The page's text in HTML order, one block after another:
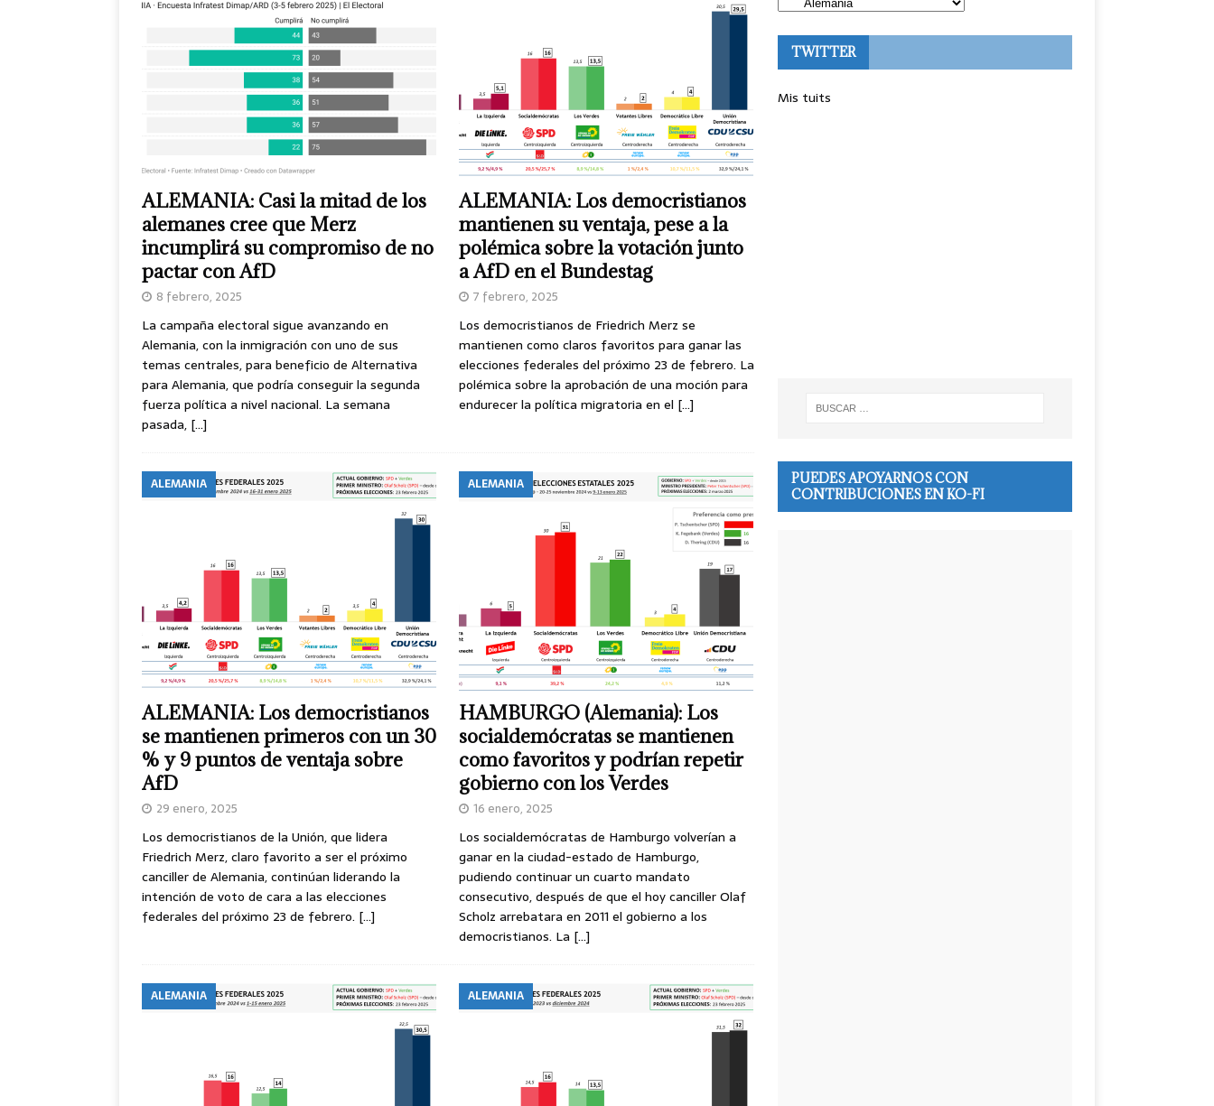
ALEMANIA: Casi la mitad de los
alemanes cree que Merz
incumplirá su compromiso de no
pactar con AfD
8 febrero, 2025
La campaña electoral sigue avanzando en
Alemania, con la inmigración con uno de sus
temas centrales, para beneficio de Alternativa
para Alemania, que podría conseguir la segunda
fuerza política a nivel nacional. La semana
pasada, […]
ALEMANIA: Los democristianos
mantienen su ventaja, pese a la
polémica sobre la votación junto
a AfD en el Bundestag
7 febrero, 2025
Los democristianos de Friedrich Merz se
mantienen como claros favoritos para ganar las
elecciones federales del próximo 23 de febrero. La
polémica sobre la aprobación de una moción para
endurecer la política migratoria en el […]
ALEMANIA
ALEMANIA: Los democristianos
se mantienen primeros con un 30
% y 9 puntos de ventaja sobre
AfD
29 enero, 2025
Los democristianos de la Unión, que lidera
Friedrich Merz, claro favorito a ser el próximo
canciller de Alemania, continúan liderando la
intención de voto de cara a las elecciones
federales del próximo 23 de febrero. […]
ALEMANIA
HAMBURGO (Alemania): Los
socialdemócratas se mantienen
como favoritos y podrían repetir
gobierno con los Verdes
16 enero, 2025
Los socialdemócratas de Hamburgo volverían a
ganar en la ciudad-estado de Hamburgo,
pudiendo continuar un cuarto mandato
consecutivo, después de que el hoy canciller Olaf
Scholz arrebatara en 2011 el gobierno a los
democristianos. La […]
ALEMANIA ALEMANIA
TWITTER
Mis tuits
PUEDES APOYARNOS CON
CONTRIBUCIONES EN KO-FI